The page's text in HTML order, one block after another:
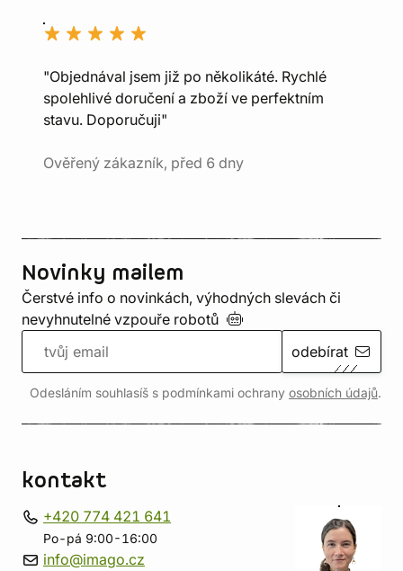
"Objednával jsem již po několikáté. Rychlé
spolehlivé doručení a zboží ve perfektním
stavu. Doporučuji"
Ověřený zákazník, před 6 dny
Novinky mailem
Čerstvé info o novinkách, výhodných slevách či
nevyhnutelné vzpouře robotů
odebírat
Odesláním souhlasíš s podmínkami ochrany osobních údajů.
kontakt
+420 774 421 641
Po-pá 9:00-16:00
info@imago.cz